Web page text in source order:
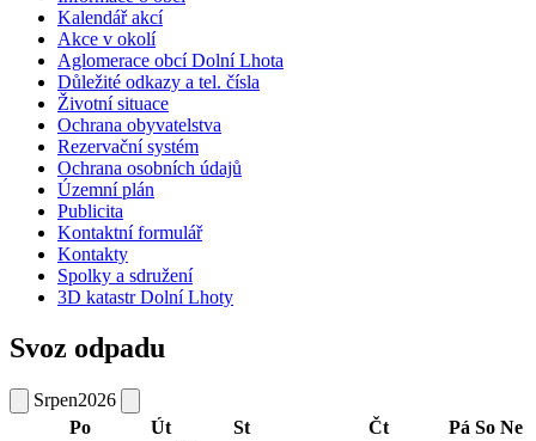
Kalendář akcí
Akce v okolí
Aglomerace obcí Dolní Lhota
Důležité odkazy a tel. čísla
Životní situace
Ochrana obyvatelstva
Rezervační systém
Ochrana osobních údajů
Územní plán
Publicita
Kontaktní formulář
Kontakty
Spolky a sdružení
3D katastr Dolní Lhoty
Svoz odpadu
Srpen2026
Po
Út St Čt Pá So Ne